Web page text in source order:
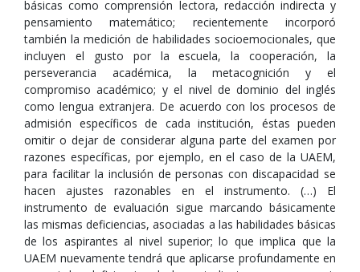
básicas como comprensión lectora, redacción indirecta y
pensamiento matemático; recientemente incorporó
también la medición de habilidades socioemocionales, que
incluyen el gusto por la escuela, la cooperación, la
perseverancia académica, la metacognición y el
compromiso académico; y el nivel de dominio del inglés
como lengua extranjera. De acuerdo con los procesos de
admisión específicos de cada institución, éstas pueden
omitir o dejar de considerar alguna parte del examen por
razones específicas, por ejemplo, en el caso de la UAEM,
para facilitar la inclusión de personas con discapacidad se
hacen ajustes razonables en el instrumento. (…) El
instrumento de evaluación sigue marcando básicamente
las mismas deficiencias, asociadas a las habilidades básicas
de los aspirantes al nivel superior; lo que implica que la
UAEM nuevamente tendrá que aplicarse profundamente en